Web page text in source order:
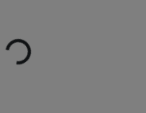
Loading...